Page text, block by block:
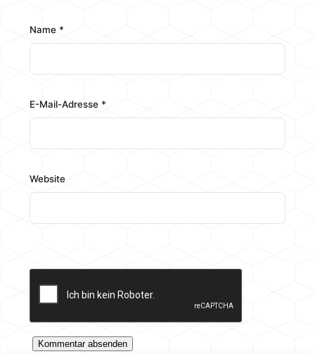
Name *
E-Mail-Adresse *
Website